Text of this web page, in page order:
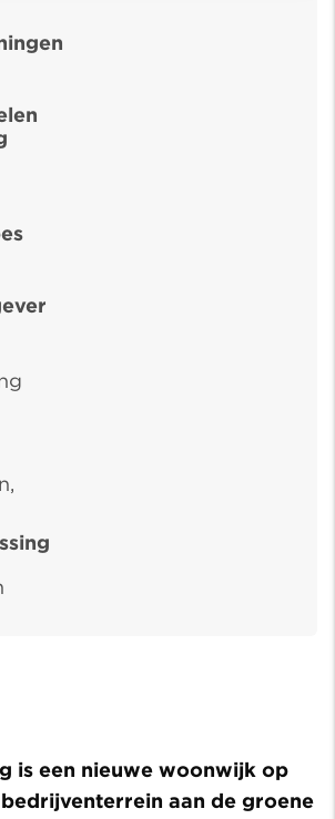
is een nieuwe woonwijk op
aan de groene